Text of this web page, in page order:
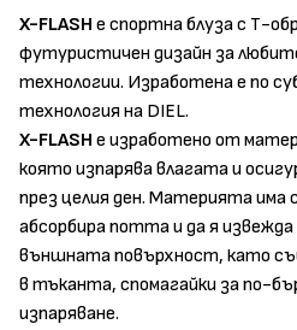
X-FLASH е спортна блуза с Т-
футуристичен дизайн за
технологии. Изработена е по
технология на DIEL.
X-FLASH е изработено от
която изпарява влагата и
през целия ден. Материята има
абсорбира потта и да я извежда
външната повърхност, като
в тъканта, спомагайки за по-
изпаряване.